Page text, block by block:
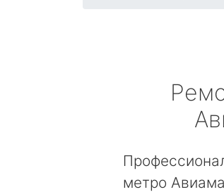
метро